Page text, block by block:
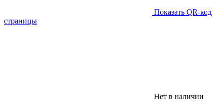
Показать QR-код
страницы
Нет в наличии